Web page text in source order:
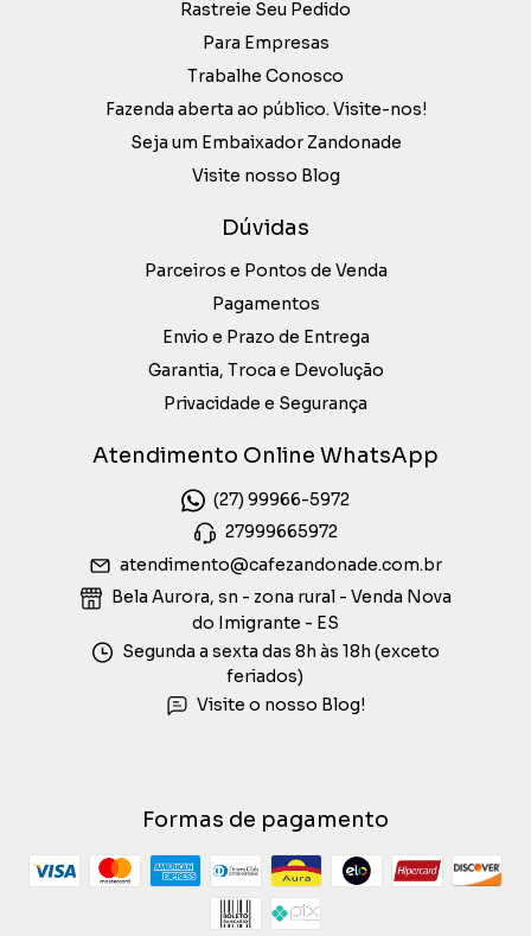
Rastreie Seu Pedido
Para Empresas
Trabalhe Conosco
Fazenda aberta ao público. Visite-nos!
Seja um Embaixador Zandonade
Visite nosso Blog
Dúvidas
Parceiros e Pontos de Venda
Pagamentos
Envio e Prazo de Entrega
Garantia, Troca e Devolução
Privacidade e Segurança
Atendimento Online WhatsApp
(27) 99966-5972
27999665972
atendimento@cafezandonade.com.br
Bela Aurora, sn - zona rural - Venda Nova
do Imigrante - ES
Segunda a sexta das 8h às 18h (exceto
feriados)
Visite o nosso Blog!
Formas de pagamento